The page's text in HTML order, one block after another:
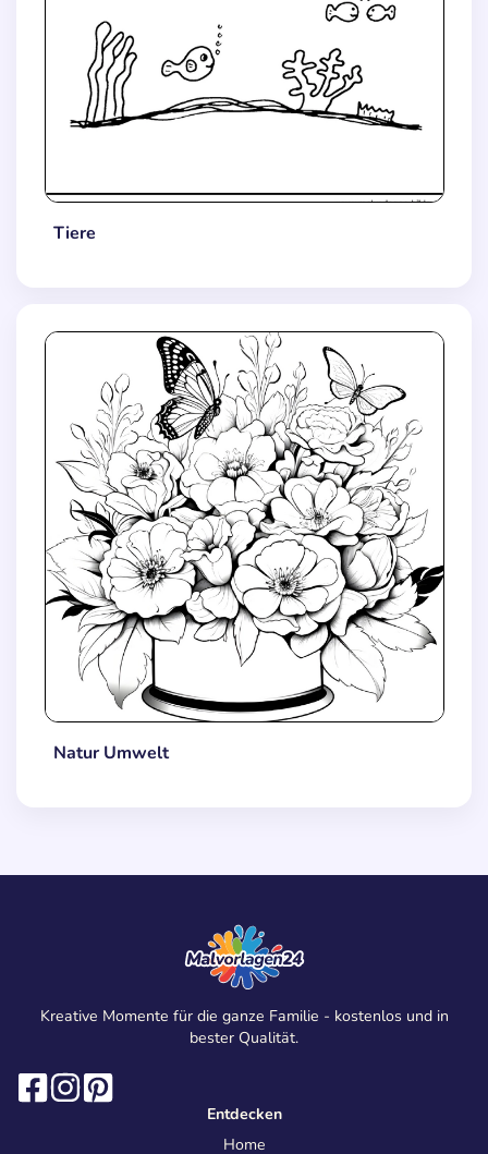
Tiere
Natur Umwelt
Kreative Momente für die ganze Familie - kostenlos und in
bester Qualität.
Entdecken
Home